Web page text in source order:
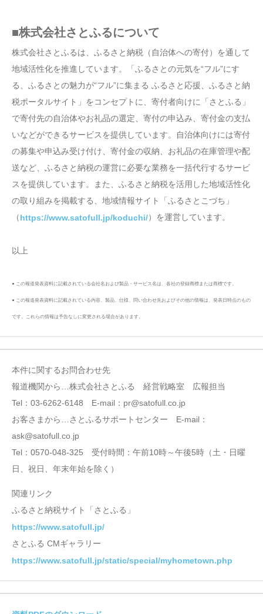
■株式会社さとふるについて
株式会社さとふるは、ふるさと納税（自治体への寄付）を通して
地域活性化を推進しています。「ふるさとの元気を“フル”にす
る、ふるさとの魅力が“フル”に集まる ふるさと応援、ふるさと納
税ポータルサイト」をコンセプトに、寄付者向けに「さとふる」
で寄付先の自治体やお礼品の選定、寄付の申込み、寄付金の支払
いなどができるサービスを提供しています。自治体向けには寄付
の募集や申込み受け付け、寄付金の収納、お礼品の在庫管理や配
送など、ふるさと納税の運営に必要な業務を一括代行するサービ
スを提供しています。また、ふるさと納税を活用した地域活性化
の取り組みを掲載する、地域情報サイト「ふるさとこづち」
（https://www.satofull.jp/koduchi/）を運営しています。
以上
● この報道発表資料に記載されている会社名および製品・サービス名は、各社の登録商標または商標です。
● この報道発表資料に記載されている内容、製品、仕様、問い合わせ先およびその他の情報は、発表日時点のもの
です。これらの情報は予告なしに変更される場合があります。
本件に関するお問合わせ先
報道機関から…株式会社さとふる 経営戦略室 広報担当
Tel：03-6262-6148 E-mail：pr@satofull.co.jp
お客さまから…さとふるサポートセンター E-mail：
ask@satofull.co.jp
Tel：0570-048-325 受付時間：午前10時～午後5時（土・日曜
日、祝日、年末年始を除く）
関連リンク
ふるさと納税サイト「さとふる」
https://www.satofull.jp/
さとふる CMギャラリー
https://www.satofull.jp/static/special/myhometown.php